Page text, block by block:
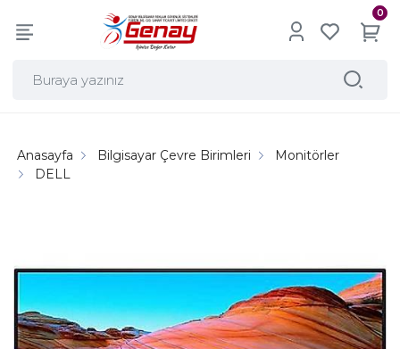
0
Anasayfa Bilgisayar Çevre Birimleri
Monitörler
DELL